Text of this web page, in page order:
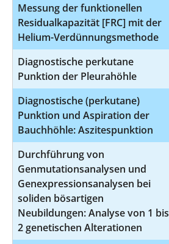
Messung der funktionellen
Residualkapazität [FRC] mit der
Helium-Verdünnungsmethode
Diagnostische perkutane
Punktion der Pleurahöhle
Diagnostische (perkutane)
Punktion und Aspiration der
Bauchhöhle: Aszitespunktion
Durchführung von
Genmutationsanalysen und
Genexpressionsanalysen bei
soliden bösartigen
Neubildungen: Analyse von 1 bis
2 genetischen Alterationen